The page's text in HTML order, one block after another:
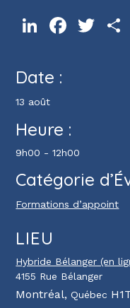
LinkedInFacebookTwitter
Date :
13 août
Heure :
9h00 - 12h00
Catégorie
Formations d’appoint
LIEU
Hybride Bélanger (en
4155 Rue Bélanger
Montréal, Québec